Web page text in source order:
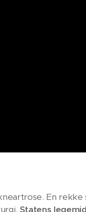
En rekke
Statens